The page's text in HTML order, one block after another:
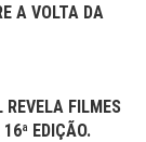
A VOLTA DA
FILMES
EDIÇÃO.